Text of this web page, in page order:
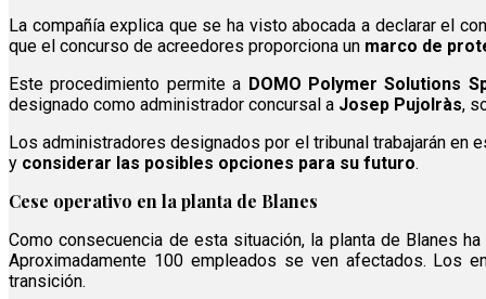
La compañía explica que se ha visto abocada a declarar el
que el concurso de acreedores proporciona un marco de
Este procedimiento permite a DOMO Polymer Solutions
designado como administrador concursal a Josep Pujolràs,
Los administradores designados por el tribunal trabajarán en
y considerar las posibles opciones para su futuro.
Cese operativo en la planta de Blanes
Como consecuencia de esta situación, la planta de Blanes ha
Aproximadamente 100 empleados se ven afectados. Los
transición.